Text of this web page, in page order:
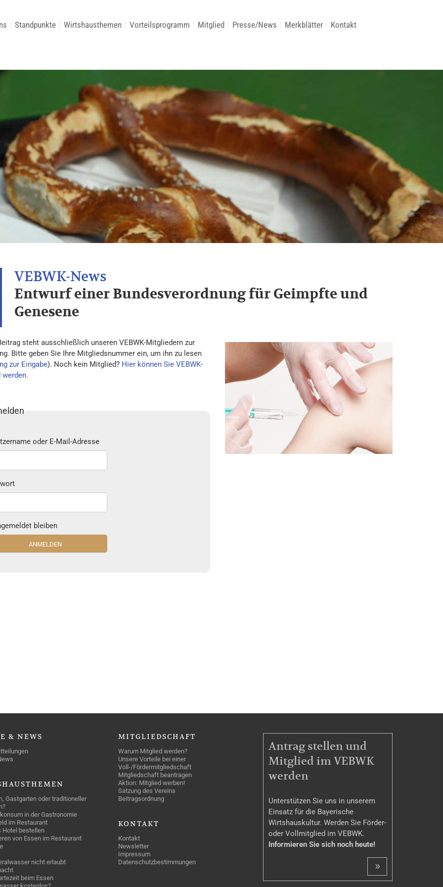
Standpunkte Wirtshausthemen Vorteilsprogramm Mitglied Presse/News Merkblätter Kontakt
Entwurf einer Bundesverordnung für Geimpfte und
Genesene
steht ausschließlich unseren VEBWK-Mitgliedern zur
Bitte geben Sie Ihre Mitgliedsnummer ein, um ihn zu lesen
zur Eingabe). Noch kein Mitglied? Hier können Sie VEBWK-
.
oder E-Mail-Adresse
bleiben
& NEWS
Gastgarten oder traditioneller
in der Gastronomie
im Restaurant
Hotel bestellen
von Essen im Restaurant
nicht erlaubt
beim Essen
MITGLIEDSCHAFT
Warum Mitglied werden?
Unsere Vorteile bei einer
Voll-/Fördermitgliedschaft
Mitgliedschaft beantragen
Aktion: Mitglied werben!
Satzung des Vereins
Beitragsordnung
KONTAKT
Kontakt
Newsletter
Impressum
Datenschutzbestimmungen
MITGLIEDSCHAFT
Antrag stellen und
Mitglied im VEBWK
werden
Unterstützen Sie uns in unserem
Einsatz für die Bayerische
Wirtshauskultur. Werden Sie Förder-
oder Vollmitglied im VEBWK.
Informieren Sie sich noch heute!
»